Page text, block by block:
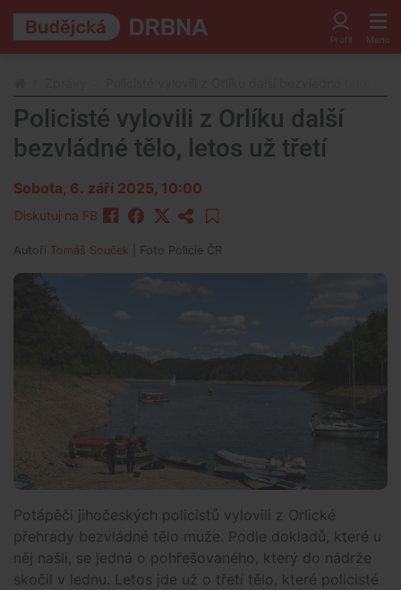
Policisté vylovili z Orlíku další
bezvládné tělo, letos už třetí
Sobota, 6. září 2025, 10:00
Diskutuj na FB
Autoři Tomáš Souček | Foto Policie ČR
Potápěči jihočeských policistů vylovili z Orlické
přehrady bezvládné tělo muže. Podle dokladů, které u
něj našli, se jedná o pohřešovaného, který do nádrže
skočil v lednu. Letos jde už o třetí tělo, které policisté